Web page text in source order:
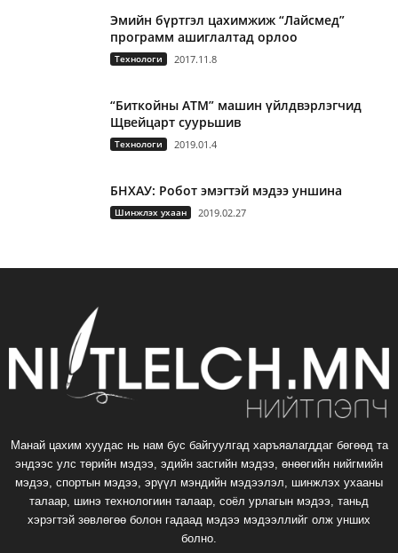
Эмийн бүртгэл цахимжиж “Лайсмед”
программ ашиглалтад орлоо
Технологи 2017.11.8
“Биткойны АТМ” машин үйлдвэрлэгчид
Щвейцарт суурьшив
Технологи 2019.01.4
БНХАУ: Робот эмэгтэй мэдээ уншина
Шинжлэх ухаан 2019.02.27
Манай цахим хуудас нь нам бус байгуулгад харъяалагддаг бөгөөд та
эндээс улс төрийн мэдээ, эдийн засгийн мэдээ, өнөөгийн нийгмийн
мэдээ, спортын мэдээ, эрүүл мэндийн мэдээлэл, шинжлэх ухааны
талаар, шинэ технологиин талаар, соёл урлагын мэдээ, таньд
хэрэгтэй зөвлөгөө болон гадаад мэдээ мэдээллийг олж унших
болно.